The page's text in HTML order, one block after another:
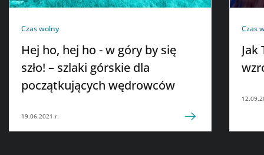
Czas wolny
Hej ho, hej ho - w góry by się
szło! – szlaki górskie dla
początkujących wędrowców
19.06.2021 r.
Czas
Jak